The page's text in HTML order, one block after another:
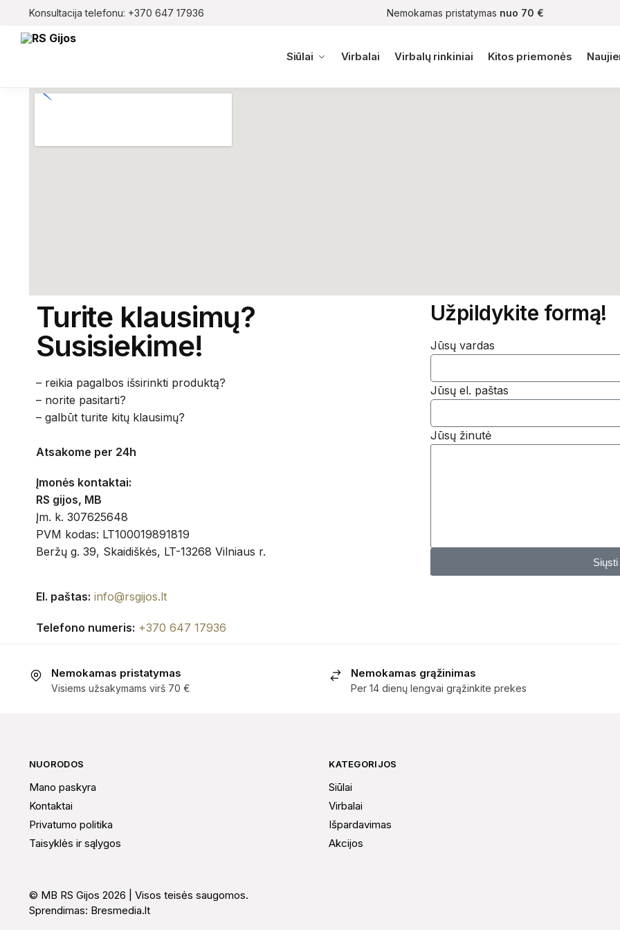
Konsultacija telefonu: +370 647 17936 Nemokamas pristatymas nuo 70 €
Siūlai Virbalai Virbalų rinkiniai Kitos priemonės
Paieška
Turite klausimų?
Susisiekime!
– reikia pagalbos išsirinkti produktą?
– norite pasitarti?
– galbūt turite kitų klausimų?
Atsakome per 24h
Įmonės kontaktai:
RS gijos, MB
Įm. k. 307625648
PVM kodas: LT100019891819
Beržų g. 39, Skaidiškės, LT-13268 Vilniaus r.
El. paštas: info@rsgijos.lt
Telefono numeris: +370 647 17936
Užpildykite formą!
Jūsų vardas
Jūsų el. paštas
Jūsų žinutė
Nemokamas pristatymas
Visiems užsakymams virš 70 €
Nemokamas grąžinimas
Per 14 dienų lengvai grąžinkite prekes
NUORODOS
Mano paskyra
Kontaktai
Privatumo politika
Taisyklės ir sąlygos
KATEGORIJOS
Siūlai
Virbalai
Išpardavimas
Akcijos
© MB RS Gijos 2026 | Visos teisės saugomos.
Sprendimas: Bresmedia.lt